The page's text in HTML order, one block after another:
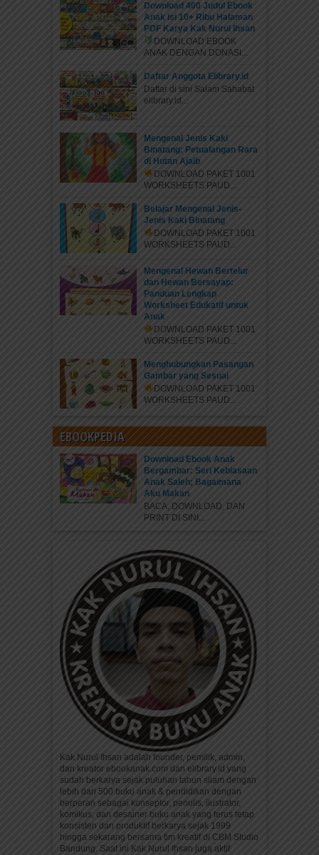
Download 400 Judul Ebook
Anak Isi 10+ Ribu Halaman
PDF Karya Kak Nurul Ihsan
DOWNLOAD EBOOK
ANAK DENGAN DONASI...
Daftar Anggota Elibrary.id
Daftar di sini Salam Sahabat
elibrary.id...
Mengenal Jenis Kaki
Binatang: Petualangan Rara
di Hutan Ajaib
DOWNLOAD PAKET 1001
WORKSHEETS PAUD...
Belajar Mengenal Jenis-
Jenis Kaki Binatang
DOWNLOAD PAKET 1001
WORKSHEETS PAUD...
Mengenal Hewan Bertelur
dan Hewan Bersayap:
Panduan Lengkap
Worksheet Edukatif untuk
Anak
DOWNLOAD PAKET 1001
WORKSHEETS PAUD...
Menghubungkan Pasangan
Gambar yang Sesuai
DOWNLOAD PAKET 1001
WORKSHEETS PAUD...
EBOOKPEDIA
Download Ebook Anak
Bergambar: Seri Kebiasaan
Anak Saleh; Bagaimana
Aku Makan
BACA, DOWNLOAD, DAN
PRINT DI SINI...
Kak Nurul Ihsan adalah founder, pemilik, admin,
dan kreator ebookanak.com dan elibrary.id yang
sudah berkarya sejak puluhan tahun silam dengan
lebih dari 500 buku anak & pendidikan dengan
berperan sebagai konseptor, penulis, ilustrator,
komikus, dan desainer buku anak yang terus tetap
konsisten dan produktif berkarya sejak 1999
hingga sekarang bersama tim kreatif di CBM Studio
Bandung. Saat ini Kak Nurul Ihsan juga aktif